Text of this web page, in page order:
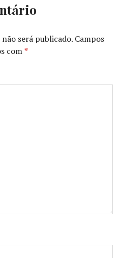
será publicado. Campos
com*